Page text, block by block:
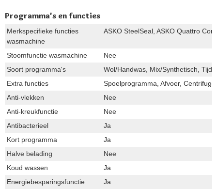
Programma's en functies
Merkspecifieke functies
wasmachine
ASKO SteelSeal, ASKO Quattro
Stoomfunctie wasmachine
Nee
Soort programma's
Wol/Handwas, Mix/Synthetisch,
Extra functies
Spoelprogramma, Afvoer,
Anti-vlekken
Nee
Anti-kreukfunctie
Nee
Antibacterieel
Ja
Kort programma
Ja
Halve belading
Nee
Koud wassen
Ja
Energiebesparingsfunctie
Ja